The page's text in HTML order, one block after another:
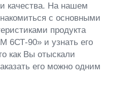
качества. На нашем
с основными
продукта
6СТ-90» и узнать его
как Вы отыскали
его можно одним